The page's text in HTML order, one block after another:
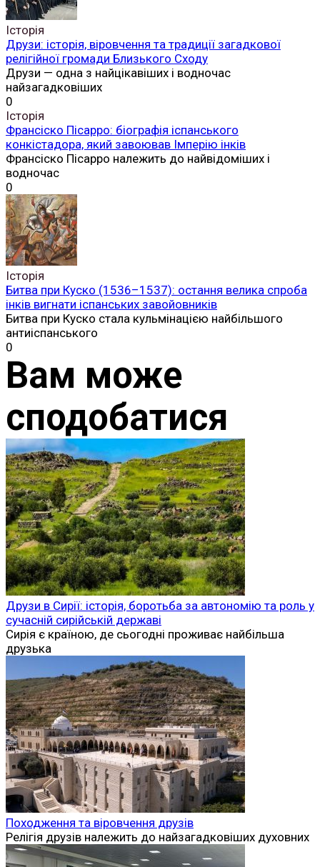
Історія
Друзи: історія, віровчення та традиції загадкової
релігійної громади Близького Сходу
Друзи — одна з найцікавіших і водночас
найзагадковіших
0
Історія
Франсіско Пісарро: біографія іспанського
конкістадора, який завоював Імперію інків
Франсіско Пісарро належить до найвідоміших і
водночас
0
Історія
Битва при Куско (1536–1537): остання велика спроба
інків вигнати іспанських завойовників
Битва при Куско стала кульмінацією найбільшого
антиіспанського
0
Вам може
сподобатися
Друзи в Сирії: історія, боротьба за автономію та роль у
сучасній сирійській державі
Сирія є країною, де сьогодні проживає найбільша
друзька
Походження та віровчення друзів
Релігія друзів належить до найзагадковіших духовних